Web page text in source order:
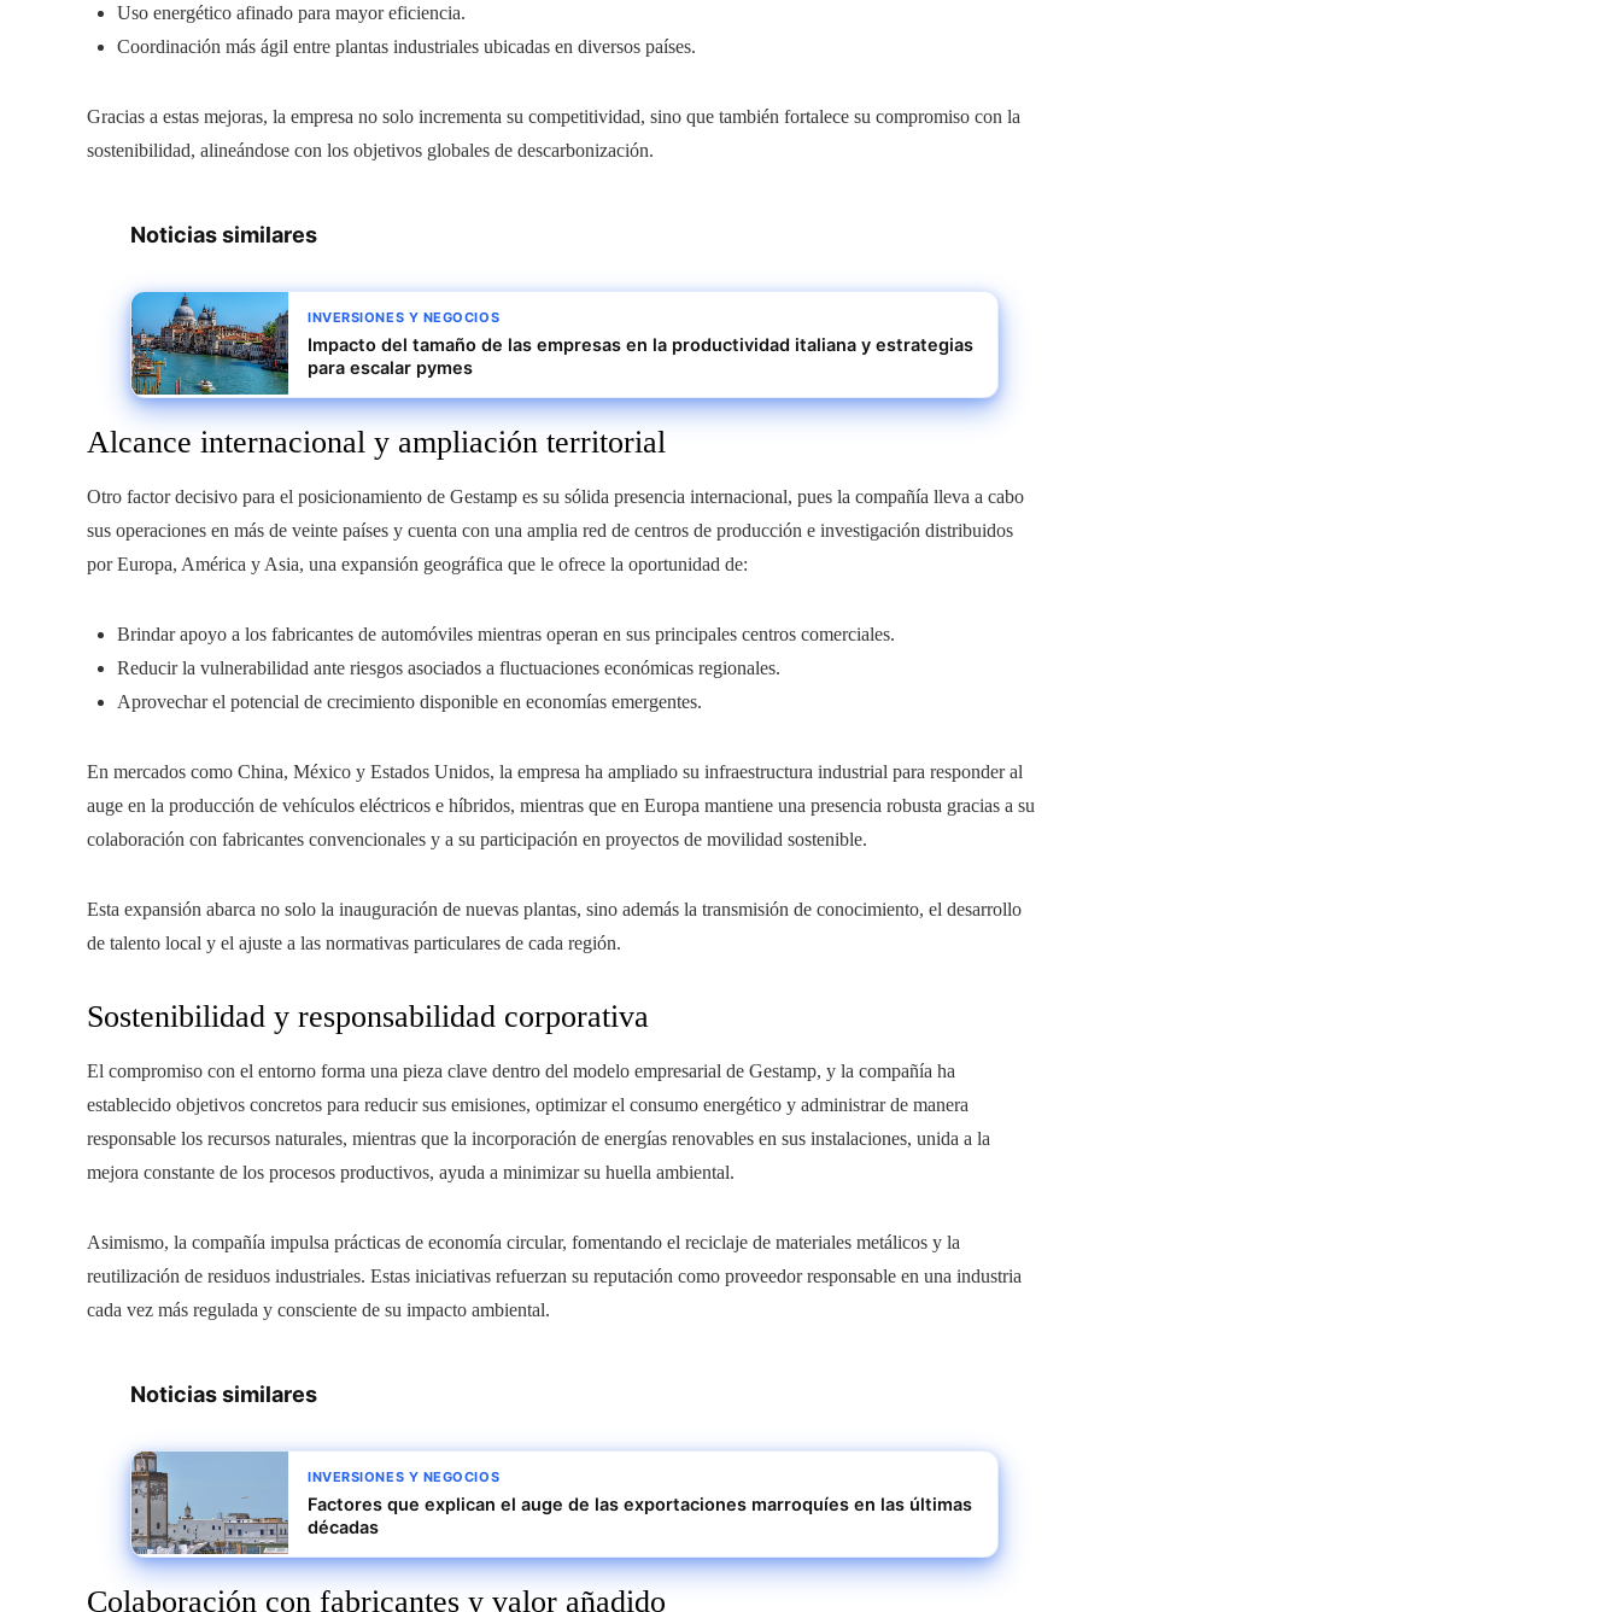
Uso energético afinado para mayor eficiencia.
Coordinación más ágil entre plantas industriales ubicadas en diversos países.
Gracias a estas mejoras, la empresa no solo incrementa su competitividad, sino que también fortalece su compromiso con la
sostenibilidad, alineándose con los objetivos globales de descarbonización.
Noticias similares
INVERSIONES Y NEGOCIOS
Impacto del tamaño de las empresas en la productividad italiana y estrategias
para escalar pymes
Alcance internacional y ampliación territorial
Otro factor decisivo para el posicionamiento de Gestamp es su sólida presencia internacional, pues la compañía lleva a cabo
sus operaciones en más de veinte países y cuenta con una amplia red de centros de producción e investigación distribuidos
por Europa, América y Asia, una expansión geográfica que le ofrece la oportunidad de:
Brindar apoyo a los fabricantes de automóviles mientras operan en sus principales centros comerciales.
Reducir la vulnerabilidad ante riesgos asociados a fluctuaciones económicas regionales.
Aprovechar el potencial de crecimiento disponible en economías emergentes.
En mercados como China, México y Estados Unidos, la empresa ha ampliado su infraestructura industrial para responder al
auge en la producción de vehículos eléctricos e híbridos, mientras que en Europa mantiene una presencia robusta gracias a su
colaboración con fabricantes convencionales y a su participación en proyectos de movilidad sostenible.
Esta expansión abarca no solo la inauguración de nuevas plantas, sino además la transmisión de conocimiento, el desarrollo
de talento local y el ajuste a las normativas particulares de cada región.
Sostenibilidad y responsabilidad corporativa
El compromiso con el entorno forma una pieza clave dentro del modelo empresarial de Gestamp, y la compañía ha
establecido objetivos concretos para reducir sus emisiones, optimizar el consumo energético y administrar de manera
responsable los recursos naturales, mientras que la incorporación de energías renovables en sus instalaciones, unida a la
mejora constante de los procesos productivos, ayuda a minimizar su huella ambiental.
Asimismo, la compañía impulsa prácticas de economía circular, fomentando el reciclaje de materiales metálicos y la
reutilización de residuos industriales. Estas iniciativas refuerzan su reputación como proveedor responsable en una industria
cada vez más regulada y consciente de su impacto ambiental.
Noticias similares
INVERSIONES Y NEGOCIOS
Factores que explican el auge de las exportaciones marroquíes en las últimas
décadas
Colaboración con fabricantes y valor añadido